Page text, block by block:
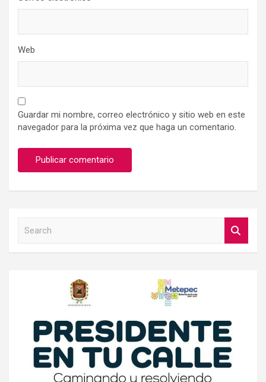
Web
Guardar mi nombre, correo electrónico y sitio web en este
navegador para la próxima vez que haga un comentario.